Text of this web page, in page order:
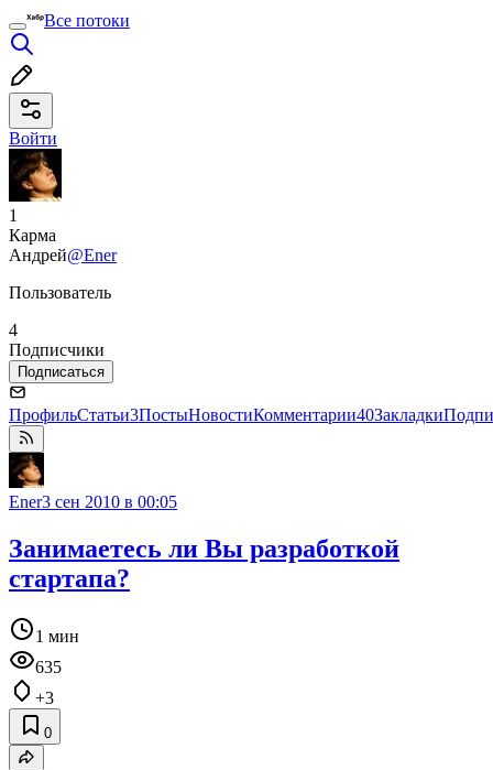
Все потоки
Войти
1
Карма
Андрей@Ener
Пользователь
4
Подписчики
Подписаться
ПрофильСтатьи3ПостыНовостиКомментарии40Закладки
Ener3 сен 2010 в 00:05
Занимаетесь ли Вы разработкой
стартапа?
1 мин
635
+3
0